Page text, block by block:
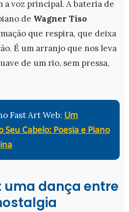
a voz principal. A bateria de
de Wagner Tiso
que respira, que deixa
É um arranjo que nos leva
de um rio, sem pressa,
Fast Art Web: Um
Seu Cabelo: Poesia e Piano
uma dança entre